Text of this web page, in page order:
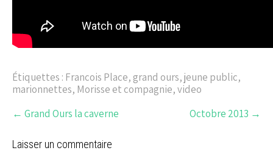
Étiquettes : Francois Place, grand ours,jeune public,
marionnettes, Morisse et compagnie,video
← Grand Ours la caverne Octobre 2013 →
Laisser un commentaire